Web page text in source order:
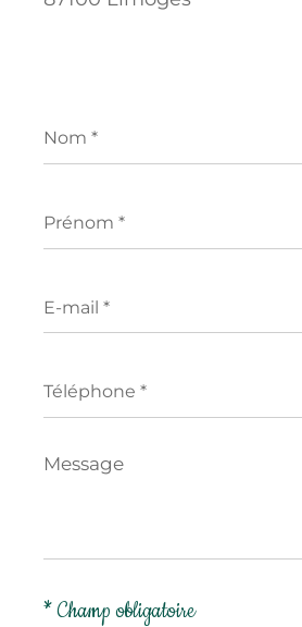
*
*
mail
*
Message
*
* Champ obligatoire